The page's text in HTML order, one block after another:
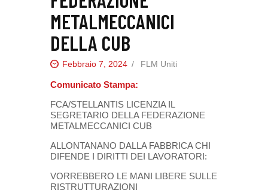
METALMECCANICI
DELLA CUB
Febbraio 7, 2024 FLM Uniti
Comunicato Stampa:
FCA/STELLANTIS LICENZIA IL
SEGRETARIO DELLA FEDERAZIONE
METALMECCANICI CUB
ALLONTANANO DALLA FABBRICA CHI
DIFENDE I DIRITTI DEI LAVORATORI:
VORREBBERO LE MANI LIBERE SULLE
RISTRUTTURAZIONI